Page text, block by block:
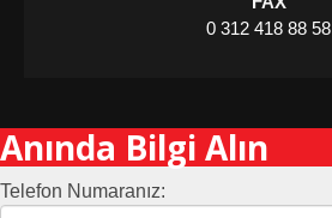
0 312 418 88 58
Anında Bilgi Alın
Telefon Numaranız: